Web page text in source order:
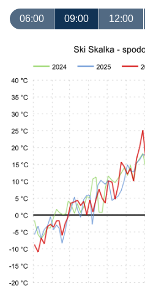
06:00 09:00 12:00